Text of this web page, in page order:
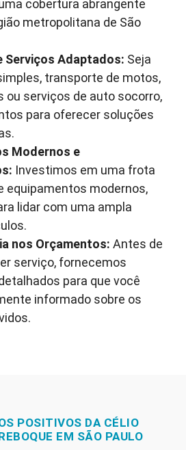
cobertura abrangente
metropolitana de São
Serviços Adaptados: Seja
transporte de motos,
ou serviços de auto socorro,
para oferecer soluções
Modernos e
Investimos em uma frota
equipamentos modernos,
lidar com uma ampla
nos Orçamentos: Antes de
serviço, fornecemos
para que você
informado sobre os
POSITIVOS DA CÉLIO
EM SÃO PAULO